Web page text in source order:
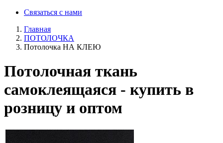
Связаться с нами
Главная
ПОТОЛОЧКА
Потолочка НА КЛЕЮ
Потолочная ткань
самоклеящаяся - купить в
розницу и оптом